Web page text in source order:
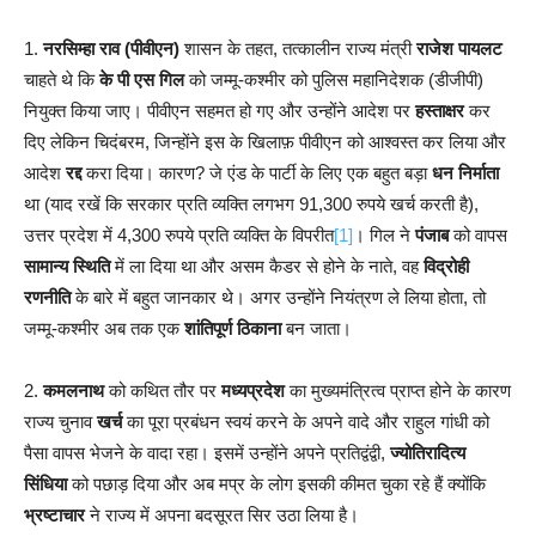
1.नरसिम्हा राव (पीवीएन)शासन के तहत, तत्कालीन राज्य मंत्रीराजेश पायलट
चाहते थे किके पी एस गिलको जम्मू-कश्मीर को पुलिस महानिदेशक (डीजीपी)
नियुक्त किया जाए। पीवीएन सहमत हो गए और उन्होंने आदेश परहस्ताक्षरकर
दिए लेकिन चिदंबरम, जिन्होंने इस के खिलाफ़ पीवीएन को आश्वस्त कर लिया और
आदेशरद्दकरा दिया। कारण? जे एंड के पार्टी के लिए एक बहुत बड़ाधन निर्माता
था (याद रखें कि सरकार प्रति व्यक्ति लगभग 91,300 रुपये खर्च करती है),
उत्तर प्रदेश में 4,300 रुपये प्रति व्यक्ति के विपरीत[1] । गिल नेपंजाबको वापस
सामान्य स्थितिमें ला दिया था और असम कैडर से होने के नाते, वहविद्रोही
रणनीतिके बारे में बहुत जानकार थे। अगर उन्होंने नियंत्रण ले लिया होता, तो
जम्मू-कश्मीर अब तक एकशांतिपूर्ण ठिकानाबन जाता।
2.कमलनाथको कथित तौर परमध्यप्रदेशका मुख्यमंत्रित्व प्राप्त होने के कारण
राज्य चुनावखर्चका पूरा प्रबंधन स्वयं करने के अपने वादे और राहुल गांधी को
पैसा वापस भेजने के वादा रहा। इसमें उन्होंने अपने प्रतिद्वंद्वी,ज्योतिरादित्य
सिंधियाको पछाड़ दिया और अब मप्र के लोग इसकी कीमत चुका रहे हैं क्योंकि
भ्रष्टाचारने राज्य में अपना बदसूरत सिर उठा लिया है।